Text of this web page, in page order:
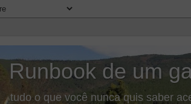
Runbook de um
tudo o que você nunca quis saber